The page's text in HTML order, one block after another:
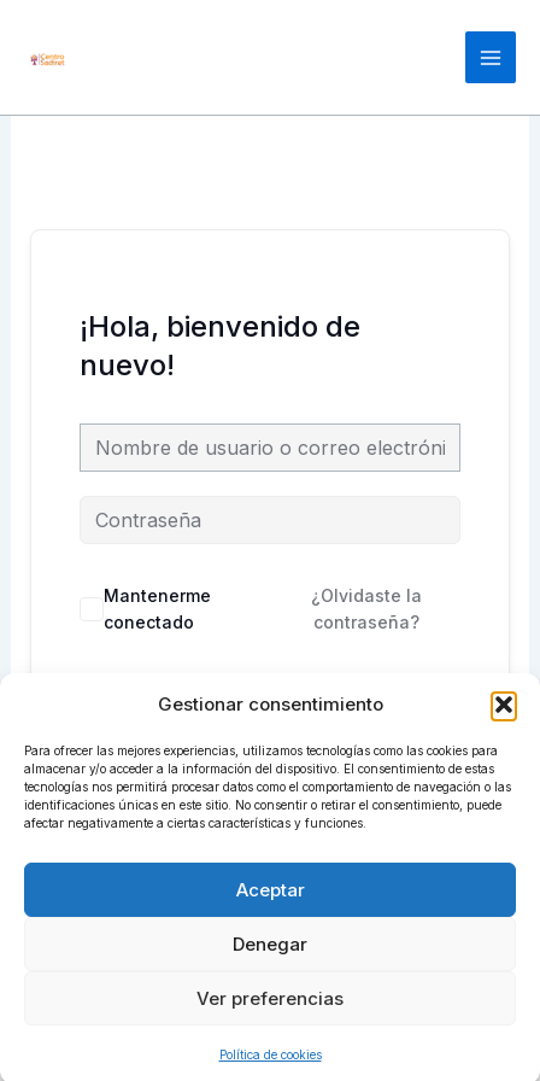
Gestionar consentimiento
Para ofrecer las mejores experiencias, utilizamos tecnologías como las cookies para
almacenar y/o acceder a la información del dispositivo. El consentimiento de estas
tecnologías nos permitirá procesar datos como el comportamiento de navegación o las
identificaciones únicas en este sitio. No consentir o retirar el consentimiento, puede
afectar negativamente a ciertas características y funciones.
Aceptar
Denegar
Ver preferencias
Política de cookies
contenido
Main
¡Hola, bienvenido de
nuevo!
Mantenerme
conectado
¿Olvidaste la
contraseña?
Acceder
¿No tienes una cuenta?Regístrate ahora
Todos los derechos © 2026 centrosadiret.com | Funciona